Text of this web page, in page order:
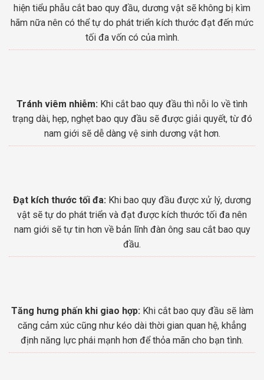
hiện tiểu phẫu cắt bao quy đầu, dương vật sẽ không bị kìm
hãm nữa nên có thể tự do phát triển kích thước đạt đến mức
tối đa vốn có của mình.
Tránh viêm nhiễm: Khi cắt bao quy đầu thì nỗi lo về tình
trạng dài, hẹp, nghẹt bao quy đầu sẽ được giải quyết, từ đó
nam giới sẽ dễ dàng vệ sinh dương vật hơn.
Đạt kích thước tối đa: Khi bao quy đầu được xử lý, dương
vật sẽ tự do phát triển và đạt được kích thước tối đa nên
nam giới sẽ tự tin hơn về bản lĩnh đàn ông sau cắt bao quy
đầu.
Tăng hưng phấn khi giao hợp: Khi cắt bao quy đầu sẽ làm
căng cảm xúc cũng như kéo dài thời gian quan hệ, khẳng
định năng lực phái mạnh hơn để thỏa mãn cho bạn tình.